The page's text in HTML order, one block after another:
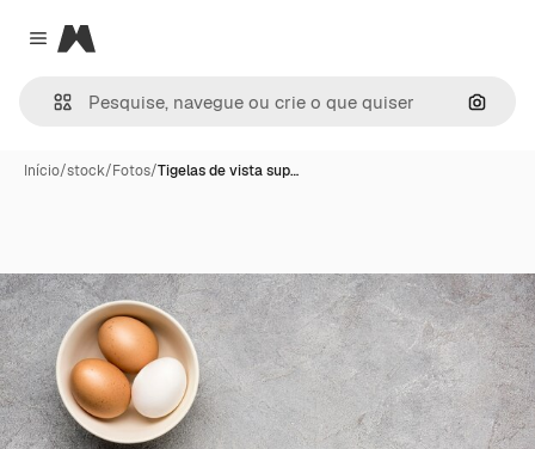
Close menu
Magnific
Início/stock/Fotos/Tigelas de vista sup…